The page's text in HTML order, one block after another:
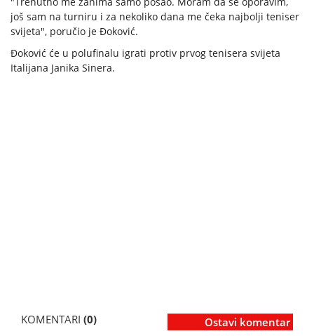
još sam na turniru i za nekoliko dana me čeka najbolji teniser
svijeta", poručio je Đoković.
Đoković će u polufinalu igrati protiv prvog tenisera svijeta
Italijana Janika Sinera.
KOMENTARI (0) Ostavi komentar